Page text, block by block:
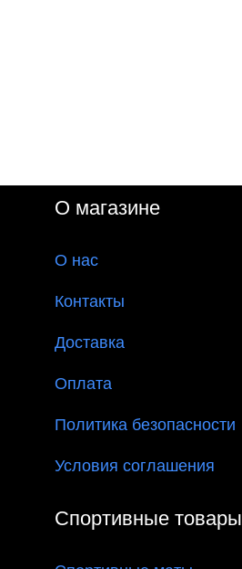
О магазине
О нас
Контакты
Доставка
Оплата
Политика безопасности
Условия соглашения
Спортивные товары